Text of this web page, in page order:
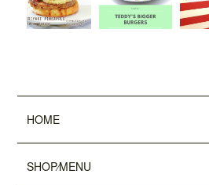
2022.01.28
グ千葉Web」にて、テデ
バーガー千葉ユニモちはら
れました。
HOME
SHOP⁄MENU